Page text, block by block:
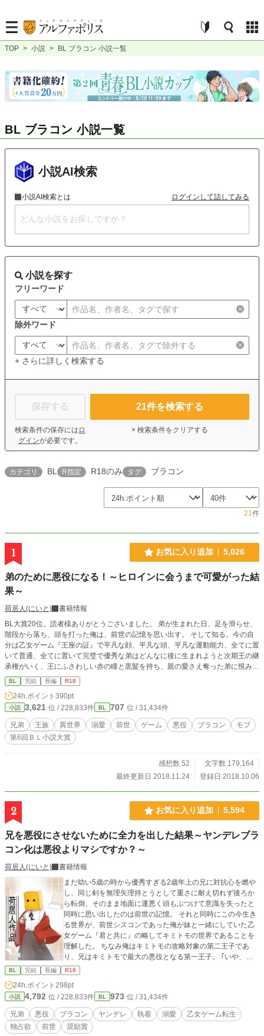
TOP > 小説 > BL ブラコン 小説一覧
BL ブラコン 小説一覧
小説AI検索
小説AI検索とは ログインして話してみる
小説を探す
フリーワード
除外ワード
+ さらに詳しく検索する
保存する
検索条件の保存には ロ
グインが必要です。
21件を検索する
× 検索条件をクリアする
カテゴリ BL R指定 R18のみ タグ ブラコン
21件
1 お気に入り追加 5,026
弟のために悪役になる！～ヒロインに会うまで可愛がった結
果～
荷居人(にいと)
書籍情報
BL大賞20位。読者様ありがとうございました。 弟が生まれた日、足を滑らせ、
階段から落ち、頭を打った俺は、前世の記憶を思い出す。 そして知る。今の自
分は乙女ゲーム『王座の証』で平凡な顔、平凡な頭、平凡な運動能力、全てに置
いて普通、全てに置いて完璧で優秀な弟はどんなに後に生まれようと次期王の継
承権がいく、王にふさわしい赤の瞳と黒髪を持ち、親の愛さえ奪った弟に恨みを
覚える悪役の兄であると。 でも今の俺はそんな弟の苦労を知っているし、生ま
れたばかりの弟は可愛い。 そんな可愛い弟が幸せになるためにはヒロインと結
婚して王になることだろう。悪役になれば死ぬ。わかってはいるが、前世の後悔
を繰り返さないため、将来処刑されるとわかっていたとしても、弟の幸せを願い
ます！ ・・・でもヒロインに会うまでは可愛がってもいいよね？ 本編は完結。
番外編が本編越えたのでタイトルも変えた。ある意味間違ってはいない。可愛が
らなければ番外編もないのだから。 そしてまさかのモブの恋愛まで始まったよ
18/10/7.23時25分確認。BLランキング1位だと・・・？ 2018/10/24.話がワンパ
あえず完結といたします。 2018/11/3.久々の更新。BL小説大賞応募したので思
い付きを更新してみました。
BL 完結 長編 R18
24h.ポイント 390pt
小説 3,621 位 / 228,833件 BL 707 位 / 31,434件
兄弟 王族 異世界 溺愛 前世 ゲーム 悪役 ブラコン
モブ
第6回ＢＬ小説大賞
感想数 52
文字数 179,164
最終更新日 2018.11.24
登録日 2018.10.06
2 お気に入り追加 5,594
兄を悪役にさせないために全力を出した結果～ヤンデレブラ
コン化は悪役よりマシですか？～
荷居人(にいと)
書籍情報
まだ幼い5歳の時から優秀すぎる2歳年上の兄に対抗心を燃や
し、同じ剣を無理矢理持とうとして重さに耐え切れず後ろか
ら転倒、そのまま地面に運悪く頭もぶつけて意識を失ったと
同時に思い出したのは前世の記憶。 それと同時にこの今生き
る世界が、前世シスコンであった俺が妹と一緒にしていた乙
女ゲーム『君と共に』の略してキミトモの世界であることを
理解した。 ちなみ俺はキミトモの攻略対象の第二王子であ
り、兄はキミトモで最大の悪役となる第一王子。 ｢いや、ゲ
ームならともかく現実で身内が悪役になるのわかってて放
置……ってのもなぁ。何より兄さんってただの寂しがり屋が
拗れただけだし？それに俺が王様とか絶対無理だし｣ 悪役に
なる原因がわかっているなら、その原因を取り除けばいい
話。結果まさか兄がブラコンになるのはともかく(シスコンだ
った俺にブラコンは責められない)、ヤンデレになるなんて誰
が予想できる？ BL小説大賞用作品。応援していただけたら嬉
BL 完結 長編 R18
24h.ポイント 298pt
小説 4,792 位 / 228,833件 BL 973 位 / 31,434件
兄弟 悪役 ブラコン ヤンデレ 執着 溺愛
乙女ゲーム転生
独占欲
前世 奨励賞